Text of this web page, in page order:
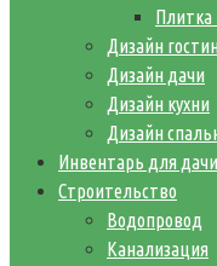
Плитка
Дизайн
Дизайн дачи
Дизайн кухни
Дизайн
Инвентарь для дачи
Строительство
Водопровод
Канализация